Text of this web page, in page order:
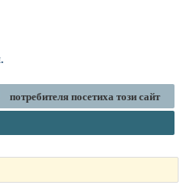
потребителя посетиха този сайт